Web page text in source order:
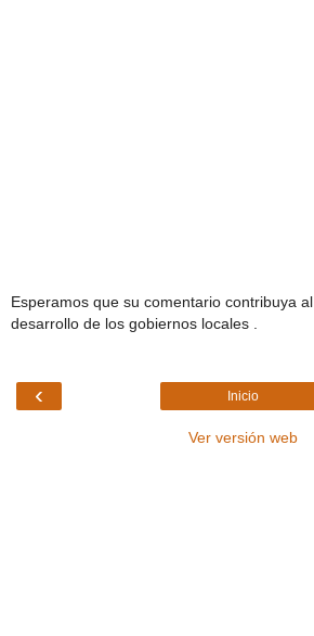
Esperamos que su comentario contribuya al
desarrollo de los gobiernos locales .
‹ Inicio
Ver versión web